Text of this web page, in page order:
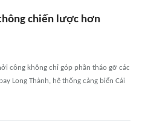
chiến lược hơn
công không chỉ góp phần tháo gỡ các
Long Thành, hệ thống cảng biển Cái